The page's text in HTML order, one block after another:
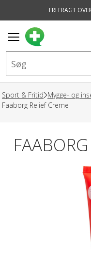
FRI FRAGT
Sport & Fritid Mygge- og
Faaborg Relief Creme